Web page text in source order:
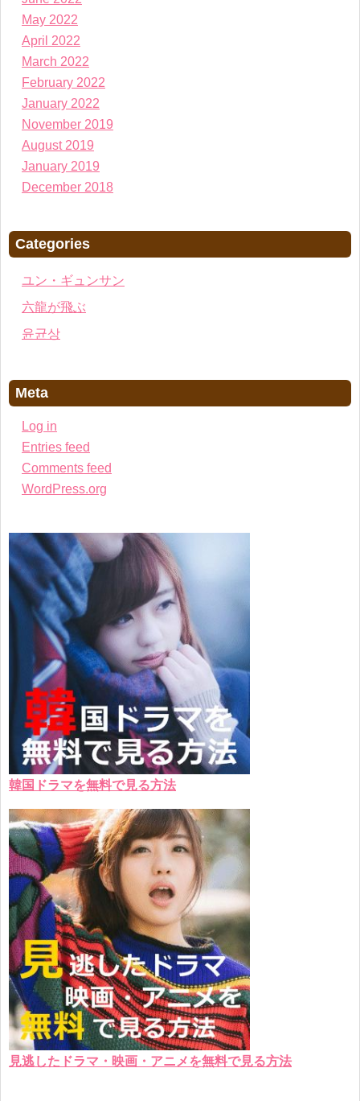
May 2022
April 2022
March 2022
February 2022
January 2022
November 2019
August 2019
January 2019
December 2018
Categories
ユン・ギュンサン
六龍が飛ぶ
윤균상
Meta
Log in
Entries feed
Comments feed
WordPress.org
韓国ドラマを無料で見る方法
見逃したドラマ・映画・アニメを無料で見る方法